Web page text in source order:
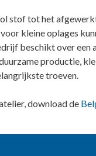
stof tot het
kleine oplages
beschikt over een
productie,
troeven.
download de